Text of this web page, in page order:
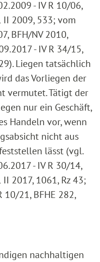
- IV R 10/06,
II 2009, 533; vom
BFH/NV 2010,
- IV R 34/15,
Liegen tatsächlich
das Vorliegen der
vermutet. Tätigt der
nur ein Geschäft,
Handeln vor, wenn
nicht aus
lässt (vgl.
- IV R 30/14,
2017, 1061, Rz 43;
10/21, BFHE 282,
nachhaltigen